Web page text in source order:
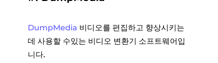
DumpMedia 비디오를 편집하고 향상시키는
데 사용할 수있는 비디오 변환기 소프트웨어입
니다.